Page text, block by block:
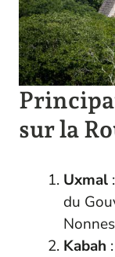
sur la
Uxmal
du
Nonnes
Kabah